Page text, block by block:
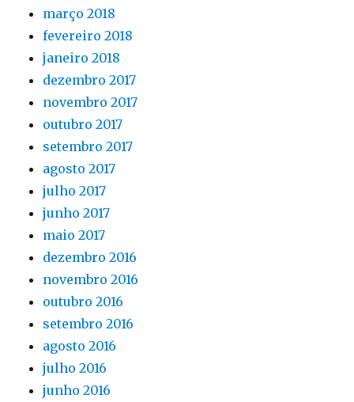
março 2018
fevereiro 2018
janeiro 2018
dezembro 2017
novembro 2017
outubro 2017
setembro 2017
agosto 2017
julho 2017
junho 2017
maio 2017
dezembro 2016
novembro 2016
outubro 2016
setembro 2016
agosto 2016
julho 2016
junho 2016